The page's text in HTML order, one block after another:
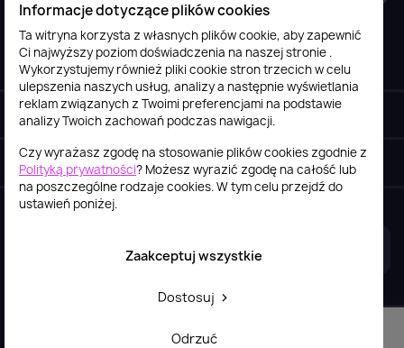
Informacje
Obsługa klienta
Szybki kontakt keyboard_arrow_down
Informacje dotyczące plików cookies
Ta witryna korzysta z własnych plików cookie, aby zapewnić
Ci najwyższy poziom doświadczenia na naszej stronie .
Wykorzystujemy również pliki cookie stron trzecich w celu
ulepszenia naszych usług, analizy a następnie wyświetlania
reklam związanych z Twoimi preferencjami na podstawie
analizy Twoich zachowań podczas nawigacji.
Czy wyrażasz zgodę na stosowanie plików cookies zgodnie z
Polityką prywatności? Możesz wyrazić zgodę na całość lub
na poszczególne rodzaje cookies. W tym celu przejdź do
ustawień poniżej.
Odrzuć
Dostosuj
Zaakceptuj wszystkie
2026© itstore.com.pl Projekt i realizacja: